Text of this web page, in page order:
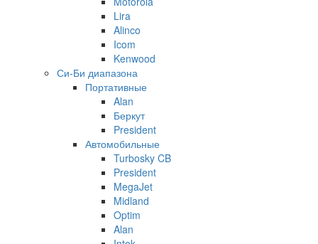
Lira
Alinco
Icom
Kenwood
Си-Би диапазона
Портативные
Alan
Беркут
President
Автомобильные
Turbosky CB
President
MegaJet
Midland
Optim
Alan